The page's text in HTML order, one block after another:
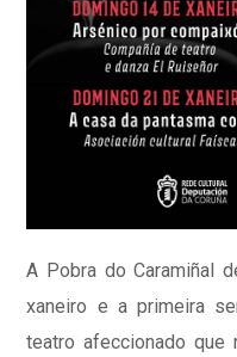
A Pobra do Caramiñal
xaneiro e a primeira
teatro afeccionado que